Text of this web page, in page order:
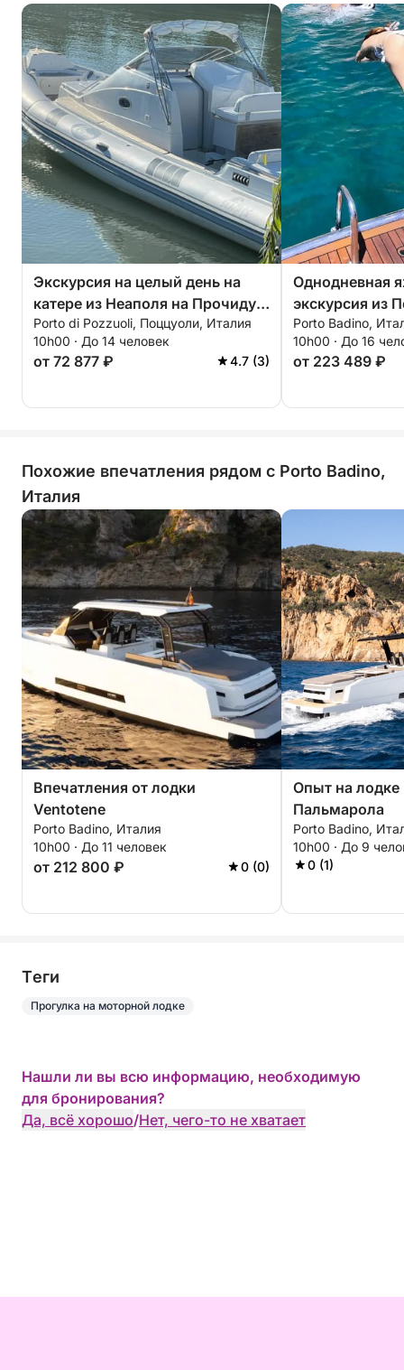
Экскурсия на целый день на
катере из Неаполя на Прочиду и
Искью.
Porto di Pozzuoli, Поццуоли, Италия
10h00 · До 14 человек
от 72 877 ₽ 4.7 (3)
Однодневная
экскурсия из
Понцу и
Porto Badino,
10h00 · До 16
от 223 489 ₽
Похожие впечатления рядом с Porto Badino,
Италия
Впечатления от лодки
Ventotene
Porto Badino, Италия
10h00 · До 11 человек
от 212 800 ₽ 0 (0)
Опыт на
Пальмарола
Porto Badino,
10h00 · До 9
0 (1)
Tеги
Прогулка на моторной лодке
Нашли ли вы всю информацию, необходимую
для бронирования?
Да, всё хорошо/Нет, чего-то не хватает